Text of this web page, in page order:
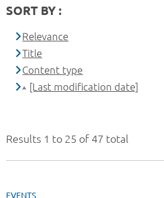
Results 1 to 25 of 47 total
EVENTS
SORT BY :
Relevance
Title
Content type
[Last modification date]